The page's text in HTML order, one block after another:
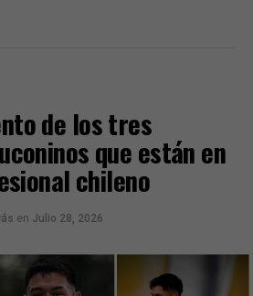
de los tres
que están en
chileno
en Julio 28, 2026